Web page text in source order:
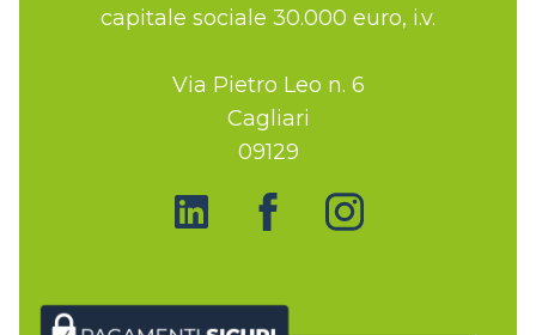
capitale sociale 30.000 euro, i.v.
Via Pietro Leo n. 6
Cagliari
09129